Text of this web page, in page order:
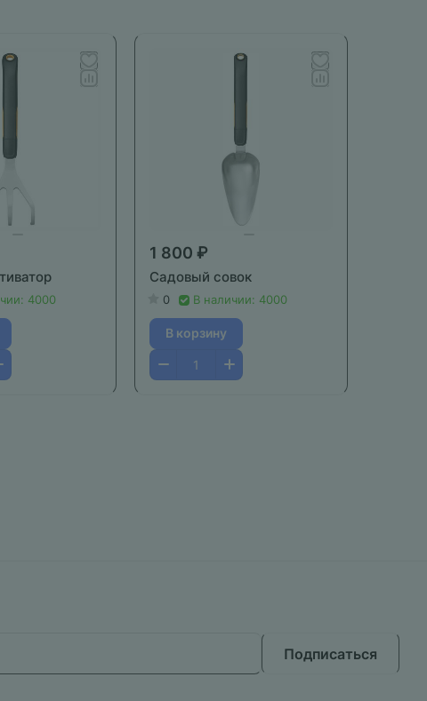
4000
1 800 ₽
Садовый совок
0 В наличии: 4000
В корзину
Подписаться